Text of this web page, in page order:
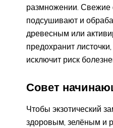
размножении. Свежие
подсушивают и
древесным или
предохранит
исключит риск
Совет
Чтобы экзотический
здоровым, зелёным и